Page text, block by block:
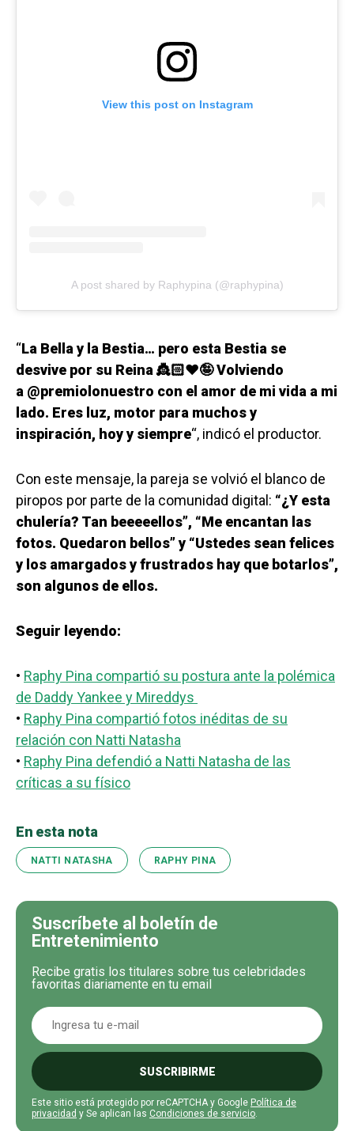
View this post on Instagram
A post shared by Raphypina (@raphypina)
“La Bella y la Bestia… pero esta Bestia se
desvive por su Reina 👸🏻❤️🤪 Volviendo
a @premiolonuestro con el amor de mi vida a mi
lado. Eres luz, motor para muchos y
inspiración, hoy y siempre“, indicó el productor.
Con este mensaje, la pareja se volvió el blanco de
piropos por parte de la comunidad digital: “¿Y esta
chulería? Tan beeeeellos”, “Me encantan las
fotos. Quedaron bellos” y “Ustedes sean felices
y los amargados y frustrados hay que botarlos”,
son algunos de ellos.
Seguir leyendo:
• Raphy Pina compartió su postura ante la polémica
de Daddy Yankee y Mireddys
• Raphy Pina compartió fotos inéditas de su
relación con Natti Natasha
• Raphy Pina defendió a Natti Natasha de las
críticas a su físico
En esta nota
NATTI NATASHA RAPHY PINA
Suscríbete al boletín de
Entretenimiento
Recibe gratis los titulares sobre tus celebridades
favoritas diariamente en tu email
SUSCRIBIRME
Este sitio está protegido por reCAPTCHA y Google Política de
privacidad y Se aplican las Condiciones de servicio